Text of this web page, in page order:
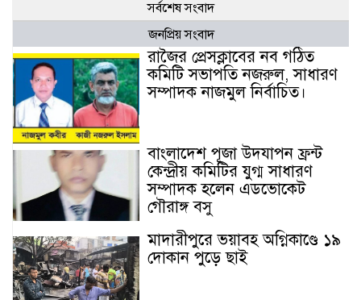
সর্বশেষ সংবাদ
জনপ্রিয় সংবাদ
রাজৈর প্রেসক্লাবের নব গঠিত
কমিটি সভাপতি নজরুল, সাধারণ
সম্পাদক নাজমুল নির্বাচিত।
বাংলাদেশ পূজা উদযাপন ফ্রন্ট
কেন্দ্রীয় কমিটির যুগ্ম সাধারণ
সম্পাদক হলেন এডভোকেট
গৌরাঙ্গ বসু
মাদারীপুরে ভয়াবহ অগ্নিকাণ্ডে ১৯
দোকান পুড়ে ছাই